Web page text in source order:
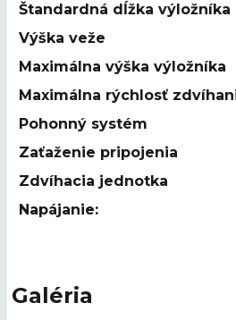
Štandardná dĺžka výložníka
Výška veže
Maximálna výška výložníka
Maximálna rýchlosť
Pohonný systém
Zaťaženie pripojenia
Zdvíhacia jednotka
Napájanie:
Galéria